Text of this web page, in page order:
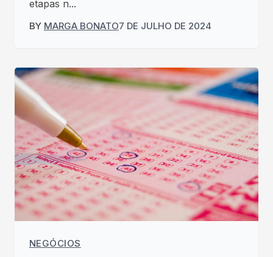
etapas n...
BY MARGA BONATO7 DE JULHO DE 2024
NEGÓCIOS